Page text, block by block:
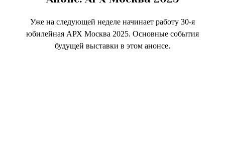
Уже на следующей неделе начинает работу 30-я
юбилейная АРХ Москва 2025. Основные события
будущей выставки в этом анонсе.